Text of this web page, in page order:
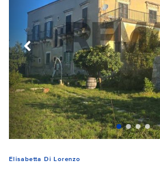
Elisabetta Di Lorenzo